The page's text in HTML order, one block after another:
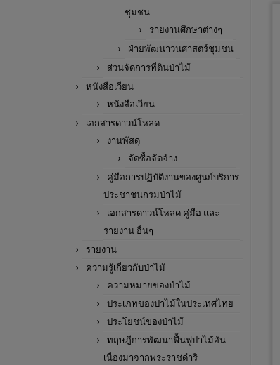
ชุมชน
รายงานศึกษาต่างๆ
ฝ่ายพัฒนาวนศาสตร์ชุมชน
ส่วนจัดการที่ดินป่าไม้
หนังสือเวียน
หนังสือเวียน
เอกสารดาวน์โหลด
งานพัสดุ
จัดซื้อจัดจ้าง
คู่มือการปฏิบัติงานของศูนย์บริการ
ประชาชนกรมป่าไม้
เอกสารดาวน์โหลด คู่มือ และ
รายงาน อื่นๆ
รายงาน
ความรู้เกี่ยวกับป่าไม้
ความหมายของป่าไม้
ประเภทของป่าไม้ในประเทศไทย
ประโยชน์ของป่าไม้
ทฤษฎีการพัฒนาฟื้นฟูป่าไม้อัน
เนื่องมาจากพระราชดำริ